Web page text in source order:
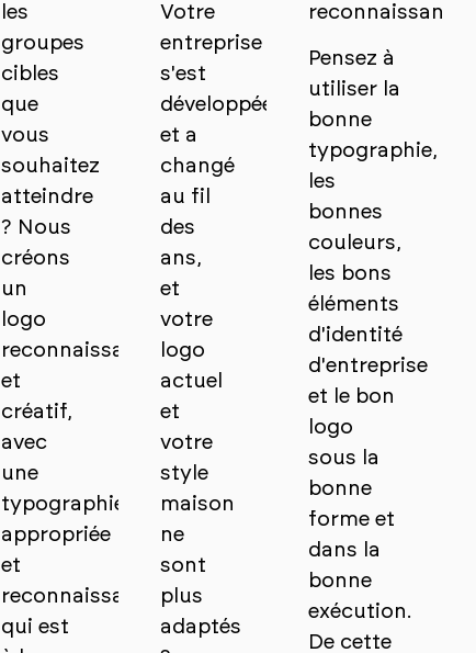
les
groupes
cibles
que
vous
souhaitez
atteindre
? Nous
créons
un
logo
reconnaissable
et
créatif,
avec
une
typographie
appropriée
et
reconnaissable,
qui est
Votre
entreprise
s'est
développée
et a
changé
au fil
des
ans,
et
votre
logo
actuel
et
votre
style
maison
ne
sont
plus
adaptés
reconnaissance.
Pensez à
utiliser la
bonne
typographie,
les
bonnes
couleurs,
les bons
éléments
d'identité
d'entreprise
et le bon
logo
sous la
bonne
forme et
dans la
bonne
exécution.
De cette